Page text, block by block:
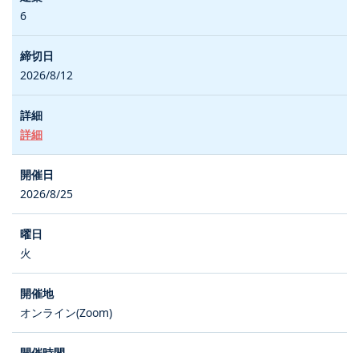
6
2026/8/12
詳細
2026/8/25
火
オンライン(Zoom)